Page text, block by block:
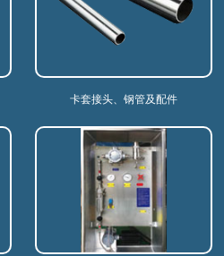
卡套接头、钢管及配件